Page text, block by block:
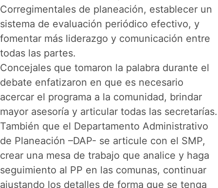
Corregimentales de planeación, establecer un
sistema de evaluación periódico efectivo, y
fomentar más liderazgo y comunicación entre
todas las partes.
Concejales que tomaron la palabra durante el
debate enfatizaron en que es necesario
acercar el programa a la comunidad, brindar
mayor asesoría y articular todas las secretarías.
También que el Departamento Administrativo
de Planeación –DAP- se articule con el SMP,
crear una mesa de trabajo que analice y haga
seguimiento al PP en las comunas, continuar
ajustando los detalles de forma que se tenga